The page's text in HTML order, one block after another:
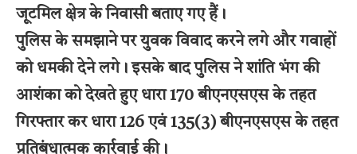
जूटमिल क्षेत्र के निवासी बताए गए हैं।
पुलिस के समझाने पर युवक विवाद करने लगे और गवाहों
को धमकी देने लगे। इसके बाद पुलिस ने शांति भंग की
आशंका को देखते हुए धारा 170 बीएनएसएस के तहत
गिरफ्तार कर धारा 126 एवं 135(3) बीएनएसएस के तहत
प्रतिबंधात्मक कार्रवाई की।